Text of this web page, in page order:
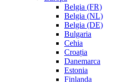
Belgia (FR)
Belgia (NL)
Belgia (DE)
Bulgaria
Cehia
Croația
Danemarca
Estonia
Finlanda